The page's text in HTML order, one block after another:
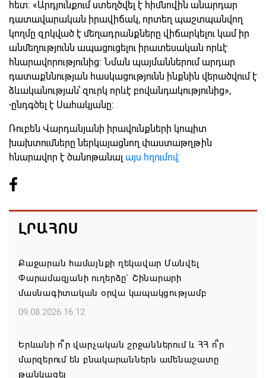
հետ։ «Արդյունքում ստեղծվել է հիմնովին անարդար
դատավարական իրավիճակ, որտեղ պաշտպանվող
կողմը զրկված է մեղադրանքները վիճարկելու կամ իր
անմեղությունն ապացուցելու իրատեսական որևէ
հնարավորությունից։ Նման պայմաններում արդար
դատաքննության հասկացությունն ինքնին վերածվում է
ձևականության՝ զուրկ որևէ բովանդակությունից»,
-ընդգծել է Սահակյանը։
Ռուբեն Վարդանյանի իրավունքների կոպիտ
խախտումները ներկայացնող փաստաթղթին
հնարավոր է ծանոթանալ այս հղումով։
ԼՐԱՀՈՍ
Քաջարան համայնքի ղեկավար Մանվել
Փարամազյանի ուղերձը` Շինարարի
մասնագիտական օրվա կապակցությամբ
09.08.2026 16:12
Երևանի ո՞ր վարչական շրջաններում և ՀՀ ո՞ր
մարզերում են բնակարաններն ամենաշատը
թանկացել